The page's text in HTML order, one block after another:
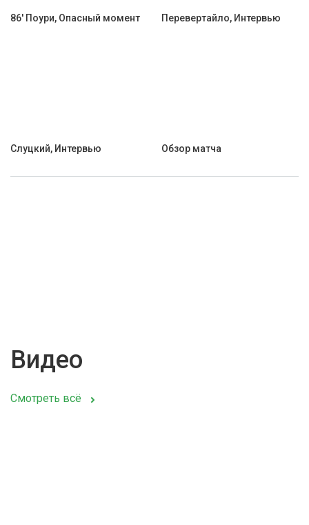
86' Поури, Опасный момент Перевертайло, Интервью
Слуцкий, Интервью Обзор матча
Видео
Смотреть всё